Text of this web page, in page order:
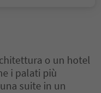
o un hotel
i palati più
suite in un